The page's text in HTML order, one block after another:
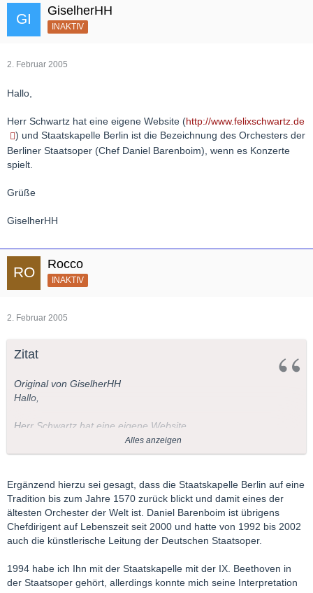
GiselherHH
INAKTIV
2. Februar 2005
Hallo,
Herr Schwartz hat eine eigene Website (http://www.felixschwartz.de
) und Staatskapelle Berlin ist die Bezeichnung des Orchesters der
Berliner Staatsoper (Chef Daniel Barenboim), wenn es Konzerte
spielt.
Grüße
GiselherHH
Rocco
INAKTIV
2. Februar 2005
Zitat
Original von GiselherHH
Hallo,
Herr Schwartz hat eine eigene Website
http://www.felixschwartz.de
) und Staatskapelle Berlin ist die
Bezeichnung des Orchesters der Berliner Staatsoper (Chef
Grüße
GiselherHH
Alles anzeigen
Ergänzend hierzu sei gesagt, dass die Staatskapelle Berlin auf eine
Tradition bis zum Jahre 1570 zurück blickt und damit eines der
ältesten Orchester der Welt ist. Daniel Barenboim ist übrigens
Chefdirigent auf Lebenszeit seit 2000 und hatte von 1992 bis 2002
auch die künstlerische Leitung der Deutschen Staatsoper.
1994 habe ich Ihn mit der Staatskapelle mit der IX. Beethoven in
der Staatsoper gehört, allerdings konnte mich seine Interpretation